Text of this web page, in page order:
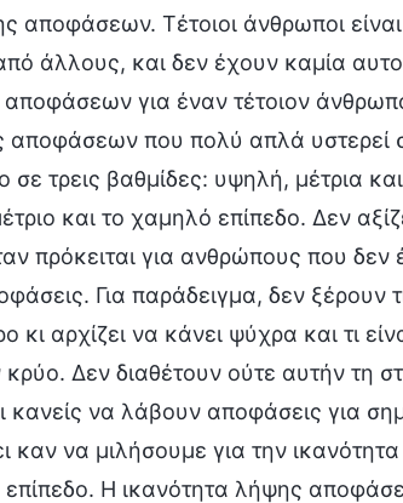
αποφάσεων. Τέτοιοι άνθρωποι
άλλους, και δεν έχουν καμία
για έναν τέτοιον
αποφάσεων που πολύ απλά υστερεί
τρεις βαθμίδες: υψηλή, μέτρια
και το χαμηλό επίπεδο. Δεν
πρόκειται για ανθρώπους που δεν
Για παράδειγμα, δεν ξέρουν
κι αρχίζει να κάνει ψύχρα και τι
Δεν διαθέτουν ούτε αυτήν τη
κανείς να λάβουν αποφάσεις για
καν να μιλήσουμε για την
Η ικανότητα λήψης